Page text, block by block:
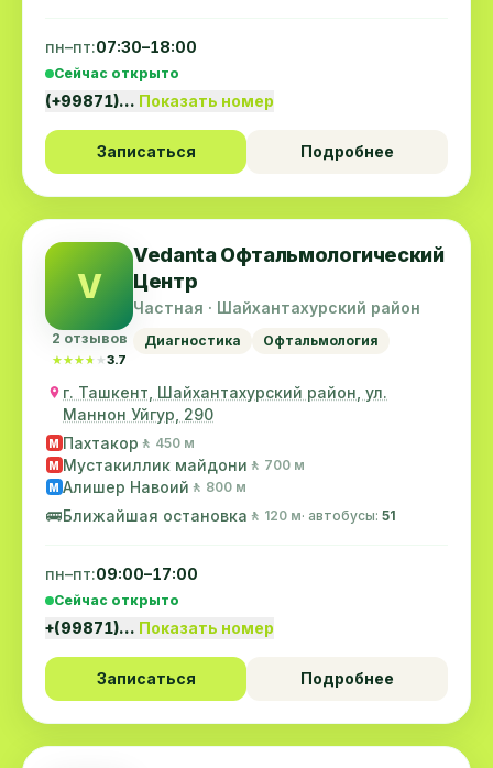
пн–пт:07:30–18:00
Сейчас открыто
(+99871)… Показать номер
Записаться Подробнее
V
2 отзывов
★★★★★
★★★★★3.7
Vedanta Офтальмологический
Центр
Частная · Шайхантахурский район
Диагностика Офтальмология
г. Ташкент, Шайхантахурский район, ул.
Маннон Уйгур, 290
M Пахтакор 🚶 450 м
M Мустакиллик майдони 🚶 700 м
M Алишер Навоий 🚶 800 м
🚌Ближайшая остановка 🚶 120 м· автобусы: 51
пн–пт:09:00–17:00
Сейчас открыто
+(99871)… Показать номер
Записаться Подробнее